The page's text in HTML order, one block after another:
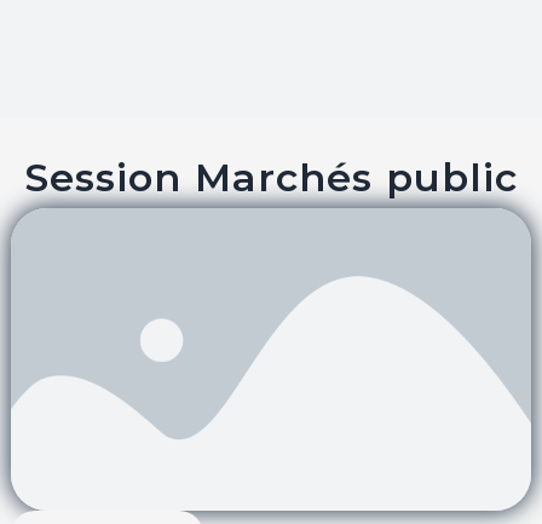
Session Marchés public